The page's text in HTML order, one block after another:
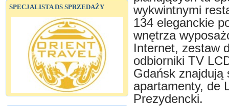
SPECJALISTA DS SPRZEDAŻY
wykwintnymi
134 eleganckie
wnętrza
Internet, zestaw
odbiorniki TV
Gdańsk znajdują
apartamenty, de
Prezydencki.